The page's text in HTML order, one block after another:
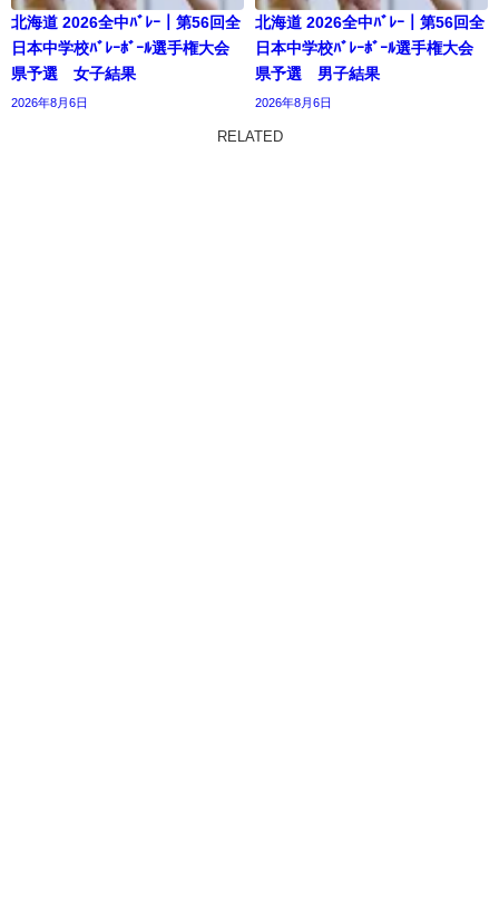
北海道 2026全中ﾊﾞﾚｰ｜第56回全
日本中学校ﾊﾞﾚｰﾎﾞｰﾙ選手権大会
県予選 女子結果
2026年8月6日
北海道 2026全中ﾊﾞﾚｰ｜第56回全
日本中学校ﾊﾞﾚｰﾎﾞｰﾙ選手権大会
県予選 男子結果
2026年8月6日
RELATED